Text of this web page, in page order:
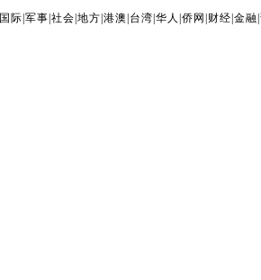
国际 |军事 |社会 |地方 |港澳 台湾 |华人 |侨网 财经 |金融 |